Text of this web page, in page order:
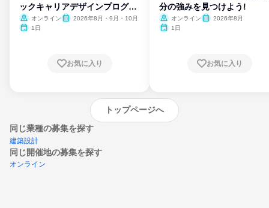
ックキャリアデザインプログラ
ム
オンライン
2026年8月・9月・10月
1日
お気に入り
分の強みを見つけよう!
オンライン
2026年8月
1日
お気に入り
トップページへ
同じ業種の募集を探す
建築設計
同じ開催地の募集を探す
オンライン